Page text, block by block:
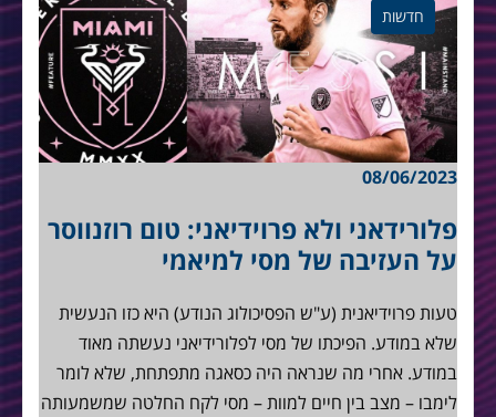
חדשות
08/06/2023
פלורידאני ולא פרוידיאני: טום רוזנווסר
על העזיבה של מסי למיאמי
טעות פרוידיאנית (ע"ש הפסיכולוג הנודע) היא כזו הנעשית
שלא במודע. הפיכתו של מסי לפלורידיאני נעשתה מאוד
במודע. אחרי מה שנראה היה כסאגה מתפתחת, שלא לומר
לימבו – מצב בין חיים למוות – מסי לקח החלטה שמשמעותה